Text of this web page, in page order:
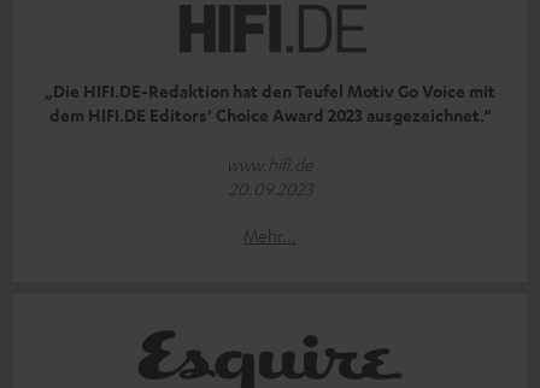
„Die HIFI.DE-Redaktion hat den Teufel Motiv Go Voice mit
dem HIFI.DE Editors’ Choice Award 2023 ausgezeichnet.“
www.hifi.de
20.09.2023
Mehr...